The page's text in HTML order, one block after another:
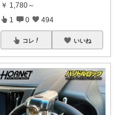
￥ 1,780～
1 0 494
コレ いいね